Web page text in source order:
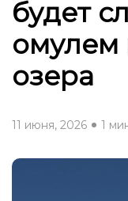
будет
омулем
озера
11 июня, 2026 1